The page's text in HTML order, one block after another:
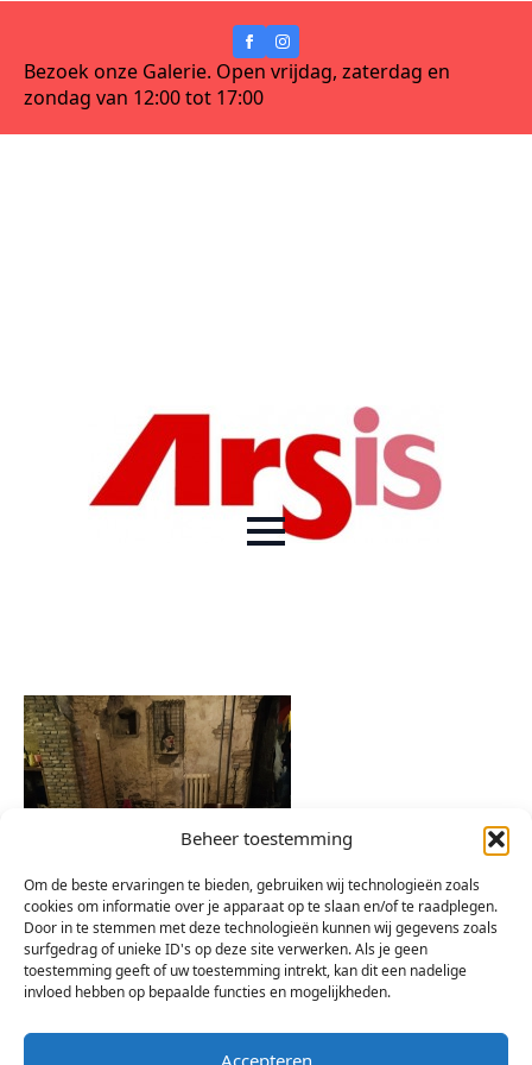
Beheer toestemming
Om de beste ervaringen te bieden, gebruiken wij technologieën zoals
cookies om informatie over je apparaat op te slaan en/of te raadplegen.
Door in te stemmen met deze technologieën kunnen wij gegevens zoals
surfgedrag of unieke ID's op deze site verwerken. Als je geen
toestemming geeft of uw toestemming intrekt, kan dit een nadelige
invloed hebben op bepaalde functies en mogelijkheden.
Accepteren
Bezoek onze Galerie. Open vrijdag, zaterdag en
zondag van 12:00 tot 17:00